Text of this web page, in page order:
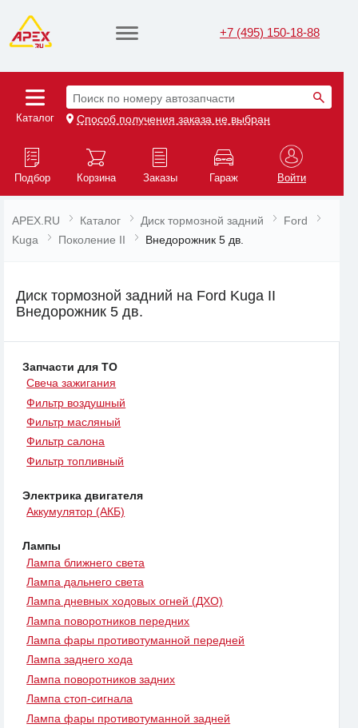
+7 (495) 150-18-88
Каталог
Поиск по номеру автозапчасти
Способ получения заказа не выбран
Подбор Корзина Заказы Гараж Войти
APEX.RU Каталог Диск тормозной задний
Ford
Kuga
Поколение II Внедорожник 5 дв.
Диск тормозной задний на Ford Kuga II
Внедорожник 5 дв.
Запчасти для ТО
Свеча зажигания
Фильтр воздушный
Фильтр масляный
Фильтр салона
Фильтр топливный
Электрика двигателя
Аккумулятор (АКБ)
Лампы
Лампа ближнего света
Лампа дальнего света
Лампа дневных ходовых огней (ДХО)
Лампа поворотников передних
Лампа фары противотуманной передней
Лампа заднего хода
Лампа поворотников задних
Лампа стоп-сигнала
Лампа фары противотуманной задней